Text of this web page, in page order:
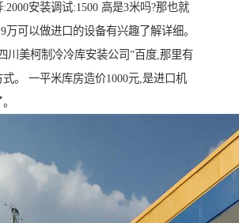
安装调试:1500 高是3米吗?那也就
万可以做进口的设备有兴趣了解详细。
川美柯制冷冷库安装公司”百度,那里有
。 一平米库房造价1000元,是进口机